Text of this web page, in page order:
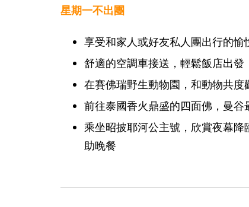
星期一不出團
享受和家人或好友私人團出行的
舒適的空調車接送，輕鬆飯店出發
在賽佛瑞野生動物園，和動物共度
前往泰國香火鼎盛的四面佛，曼谷
乘坐昭披耶河公主號，欣賞夜幕降
助晚餐